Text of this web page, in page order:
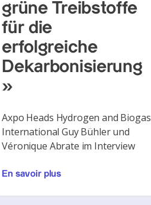
grüne Treibstoffe
für die
erfolgreiche
Dekarbonisierung
»
Axpo Heads Hydrogen and Biogas
International Guy Bühler und
Véronique Abrate im Interview
En savoir plus